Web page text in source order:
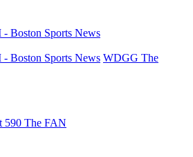
Boston Sports News
Boston Sports News WDGG The
590 The FAN